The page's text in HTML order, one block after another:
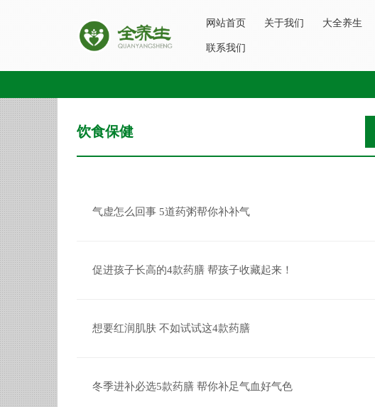
网站首页 关于我们 大全养生
联系我们
饮食保健
气虚怎么回事 5道药粥帮你补补气
促进孩子长高的4款药膳 帮孩子收藏起来！
想要红润肌肤 不如试试这4款药膳
冬季进补必选5款药膳 帮你补足气血好气色